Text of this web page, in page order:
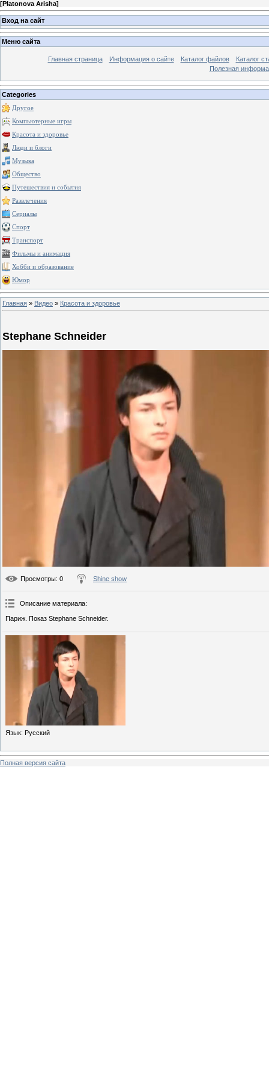
[Platonova Arisha]
Вход на сайт
Меню сайта
Главная страница Информация о сайте Каталог файлов
Каталог
Полезная
Categories
Другое
Компьютерные игры
Красота и здоровье
Люди и блоги
Музыка
Общество
Путешествия и события
Развлечения
Сериалы
Спорт
Транспорт
Фильмы и анимация
Хобби и образование
Юмор
Главная » Видео » Красота и здоровье
Stephane Schneider
Просмотры: 0 Shine show
Описание материала:
Париж. Показ Stephane Schneider.
Язык: Русский
Полная версия сайта